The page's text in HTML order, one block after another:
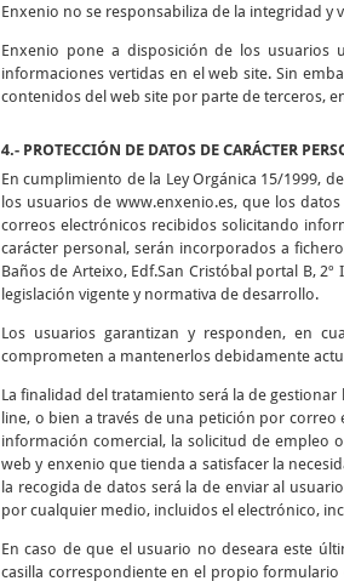
Enxenio no se responsabiliza de la integridad y
Enxenio pone a disposición de los usuarios
informaciones vertidas en el web site. Sin
contenidos del web site por parte de terceros,
4.- PROTECCIÓN DE DATOS DE CARÁCTER
En cumplimiento de la Ley Orgánica 15/1999,
los usuarios de www.enxenio.es, que los
correos electrónicos recibidos solicitando
carácter personal, serán incorporados a
Baños de Arteixo, Edf.San Cristóbal portal B,
legislación vigente y normativa de desarrollo.
Los usuarios garantizan y responden, en
comprometen a mantenerlos debidamente
La finalidad del tratamiento será la de
line, o bien a través de una petición por
información comercial, la solicitud de empleo
web y enxenio que tienda a satisfacer la
la recogida de datos será la de enviar al
por cualquier medio, incluidos el electrónico,
En caso de que el usuario no deseara este
casilla correspondiente en el propio